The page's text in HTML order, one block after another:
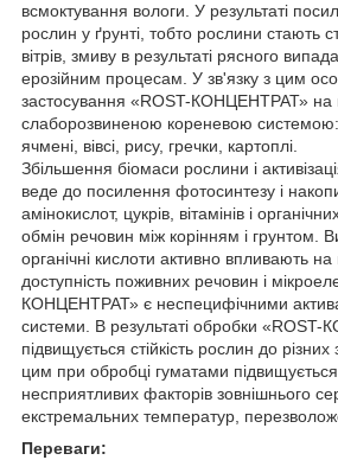
всмоктування вологи. У результаті
рослин у ґрунті, тобто рослини стають
вітрів, змиву в результаті рясного
ерозійним процесам. У зв'язку з цим
застосування «ROST-КОНЦЕНТРАТ» на
слаборозвиненою кореневою
ячмені, вівсі, рису, гречки, картоплі.
Збільшення біомаси рослини і
веде до посилення фотосинтезу і
амінокислот, цукрів, вітамінів і
обмін речовин між корінням і грунтом.
органічні кислоти активно впливають на
доступність поживних речовин і
КОНЦЕНТРАТ» є неспецифічними
системи. В результаті обробки
підвищується стійкість рослин до
цим при обробці гуматами підвищується
несприятливих факторів зовнішнього
екстремальних температур,
Переваги: